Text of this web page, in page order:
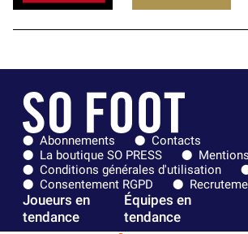
Abonnements
Contacts
La boutique SO PRESS
Conditions générales d'utilisation
Consentement RGPD
Joueurs en
tendance
Équipes en
tendance